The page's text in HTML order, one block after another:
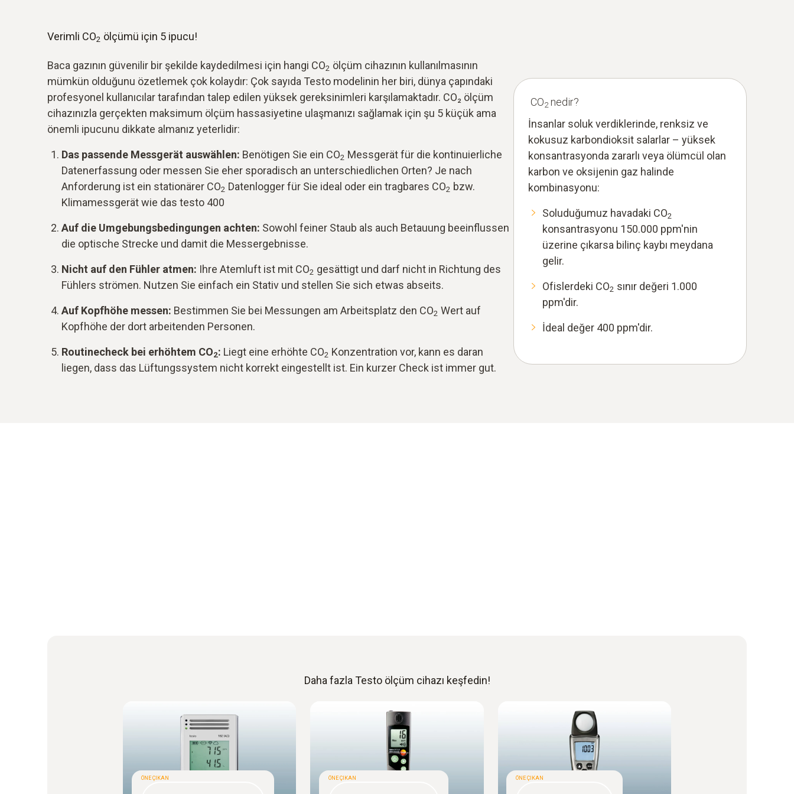
Verimli CO2 ölçümü için 5 ipucu!
Baca gazının güvenilir bir şekilde kaydedilmesi için hangi CO2 ölçüm cihazının kullanılmasının
mümkün olduğunu özetlemek çok kolaydır: Çok sayıda Testo modelinin her biri, dünya çapındaki
profesyonel kullanıcılar tarafından talep edilen yüksek gereksinimleri karşılamaktadır. CO₂ ölçüm
cihazınızla gerçekten maksimum ölçüm hassasiyetine ulaşmanızı sağlamak için şu 5 küçük ama
önemli ipucunu dikkate almanız yeterlidir:
Das passende Messgerät auswählen: Benötigen Sie ein CO2 Messgerät für die kontinuierliche
Datenerfassung oder messen Sie eher sporadisch an unterschiedlichen Orten? Je nach
Anforderung ist ein stationärer CO2 Datenlogger für Sie ideal oder ein tragbares CO2 bzw.
Klimamessgerät wie das testo 400
Auf die Umgebungsbedingungen achten: Sowohl feiner Staub als auch Betauung beeinflussen
die optische Strecke und damit die Messergebnisse.
Nicht auf den Fühler atmen: Ihre Atemluft ist mit CO2 gesättigt und darf nicht in Richtung des
Fühlers strömen. Nutzen Sie einfach ein Stativ und stellen Sie sich etwas abseits.
Auf Kopfhöhe messen: Bestimmen Sie bei Messungen am Arbeitsplatz den CO2 Wert auf
Kopfhöhe der dort arbeitenden Personen.
Routinecheck bei erhöhtem CO2: Liegt eine erhöhte CO2 Konzentration vor, kann es daran
liegen, dass das Lüftungssystem nicht korrekt eingestellt ist. Ein kurzer Check ist immer gut.
CO2 nedir?
İnsanlar soluk verdiklerinde, renksiz ve
kokusuz karbondioksit salarlar – yüksek
konsantrasyonda zararlı veya ölümcül olan
karbon ve oksijenin gaz halinde
kombinasyonu:
Soluduğumuz havadaki CO2
konsantrasyonu 150.000 ppm'nin
üzerine çıkarsa bilinç kaybı meydana
gelir.
Ofislerdeki CO2 sınır değeri 1.000
ppm'dir.
İdeal değer 400 ppm'dir.
Daha fazla Testo ölçüm cihazı keşfedin!
ÖNE ÇIKAN ÖNE ÇIKAN ÖNE ÇIKAN